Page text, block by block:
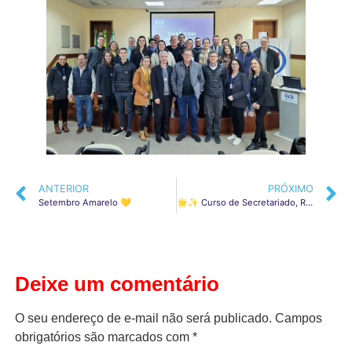
ANTERIOR
Setembro Amarelo 💛
PRÓXIMO
🌟✨ Curso de Secretariado, Recepção e Atendimento! ✨🌟
Deixe um comentário
O seu endereço de e-mail não será publicado. Campos
obrigatórios são marcados com *